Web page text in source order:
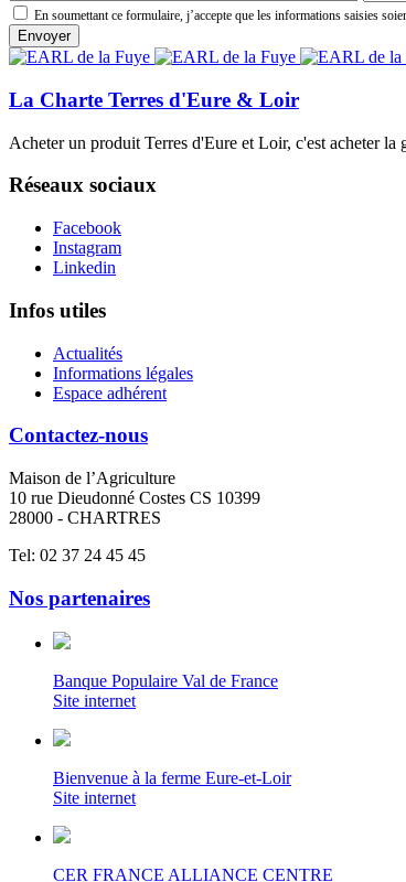
En soumettant ce formulaire, j’accepte que les informations saisies
La Charte Terres d'Eure & Loir
Acheter un produit Terres d'Eure et Loir, c'est acheter
Réseaux sociaux
Facebook
Instagram
Linkedin
Infos utiles
Actualités
Informations légales
Espace adhérent
Contactez-nous
Maison de l’Agriculture
10 rue Dieudonné Costes CS 10399
28000 - CHARTRES
Tel: 02 37 24 45 45
Nos partenaires
Banque Populaire Val de France
Site internet
Bienvenue à la ferme Eure-et-Loir
Site internet
CER FRANCE ALLIANCE CENTRE